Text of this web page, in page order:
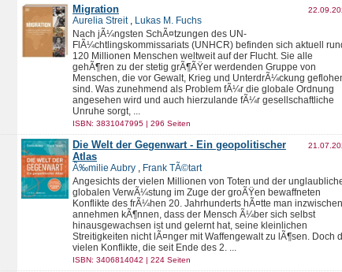
Migration
Aurelia Streit, Lukas M. Fuchs
Nach jÃ¼ngsten SchÃ¤tzungen des UN-
FlÃ¼chtlingskommissariats (UNHCR) befinden sich aktuell
120 Millionen Menschen weltweit auf der Flucht. Sie alle
gehÃ¶ren zu der stetig grÃ¶ÃŸer werdenden Gruppe von
Menschen, die vor Gewalt, Krieg und UnterdrÃ¼ckung
sind. Was zunehmend als Problem fÃ¼r die globale Ordnung
angesehen wird und auch hierzulande fÃ¼r gesellschaftliche
Unruhe sorgt, ...
ISBN: 3831047995 | 296 Seiten
Die Welt der Gegenwart - Ein geopolitischer
Atlas
Ã‰milie Aubry , Frank TÃ©tart
Angesichts der vielen Millionen von Toten und der
globalen VerwÃ¼stung im Zuge der groÃŸen bewaffneten
Konflikte des frÃ¼hen 20. Jahrhunderts hÃ¤tte man inzwischen
annehmen kÃ¶nnen, dass der Mensch Ã¼ber sich selbst
hinausgewachsen ist und gelernt hat, seine kleinlichen
Streitigkeiten nicht lÃ¤nger mit Waffengewalt zu lÃ¶sen. Doch
vielen Konflikte, die seit Ende des 2. ...
ISBN: 3406814042 | 224 Seiten